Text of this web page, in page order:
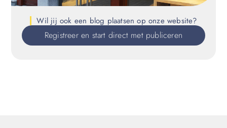
Wil jij ook een blog plaatsen op onze website?
Registreer en start direct met publiceren